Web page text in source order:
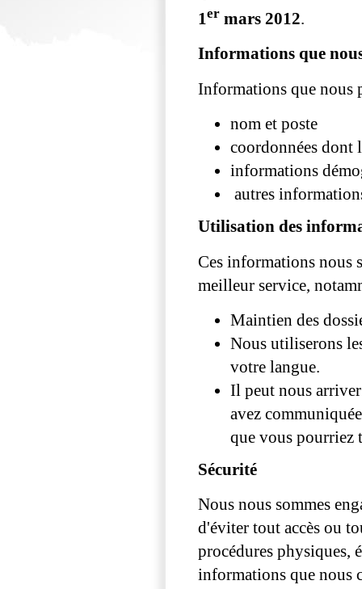
1er mars 2012.
Informations que
Informations que nous
nom et poste
coordonnées dont
informations
autres
Utilisation des
Ces informations nous
meilleur service,
Maintien des
Nous utiliserons
votre langue.
Il peut nous
avez
que vous pourriez
Sécurité
Nous nous sommes
d'éviter tout accès ou
procédures physiques,
informations que nous